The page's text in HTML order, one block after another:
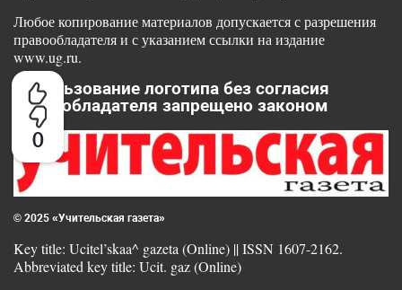
0
Любое копирование материалов допускается с разрешения
правообладателя и с указанием ссылки на издание
www.ug.ru.
Использование логотипа без согласия
правообладателя запрещено законом
© 2025 «Учительская газета»
Key title: Ucitel’skaa^ gazeta (Online) || ISSN 1607-2162.
Abbreviated key title: Ucit. gaz (Online)